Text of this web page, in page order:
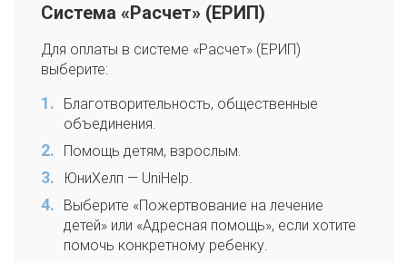
Система «Расчет» (ЕРИП)
Для оплаты в системе «Расчет» (ЕРИП)
выберите:
Благотворительность, общественные
объединения.
Помощь детям, взрослым.
ЮниХелп — UniHelp.
Выберите «Пожертвование на лечение
детей» или «Адресная помощь», если хотите
помочь конкретному ребенку.